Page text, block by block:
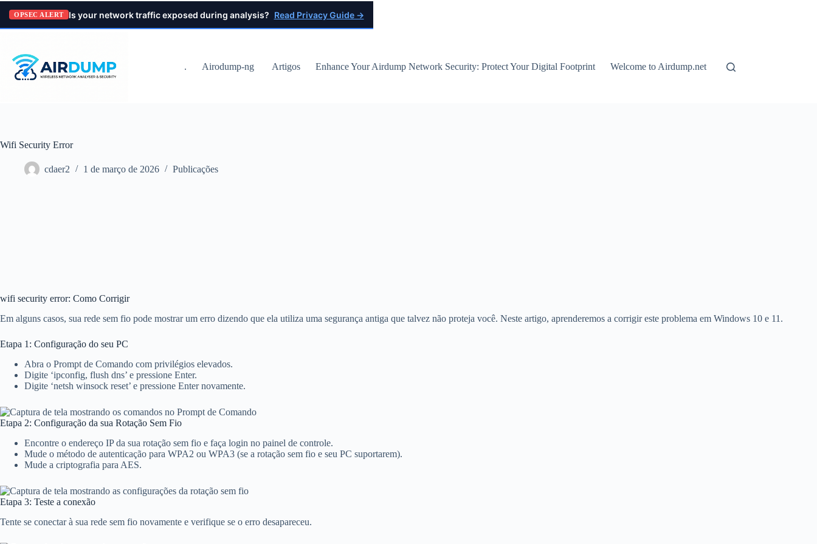
Pular
para
o
OPSEC ALERT Is your network traffic exposed during analysis? Read Privacy Guide →
. Airodump-ng Artigos Enhance Your Airdump Network Security: Protect Your Digital Footprint Welcome to Airdump.net
Wifi Security Error
cdaer2 1 de março de 2026 Publicações
wifi security error: Como Corrigir
Em alguns casos, sua rede sem fio pode mostrar um erro dizendo que ela utiliza uma segurança antiga que talvez não proteja você. Neste artigo, aprenderemos a corrigir este problema em Windows 10 e 11.
Etapa 1: Configuração do seu PC
Abra o Prompt de Comando com privilégios elevados.
Digite ‘ipconfig, flush dns’ e pressione Enter.
Digite ‘netsh winsock reset’ e pressione Enter novamente.
Etapa 2: Configuração da sua Rotação Sem Fio
Encontre o endereço IP da sua rotação sem fio e faça login no painel de controle.
Mude o método de autenticação para WPA2 ou WPA3 (se a rotação sem fio e seu PC suportarem).
Mude a criptografia para AES.
Etapa 3: Teste a conexão
Tente se conectar à sua rede sem fio novamente e verifique se o erro desapareceu.